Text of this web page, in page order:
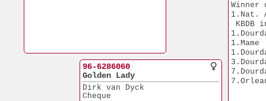
96-6286060
Golden Lady
Dirk van Dyck
Cheque
Winner
1.Nat.
KBDB